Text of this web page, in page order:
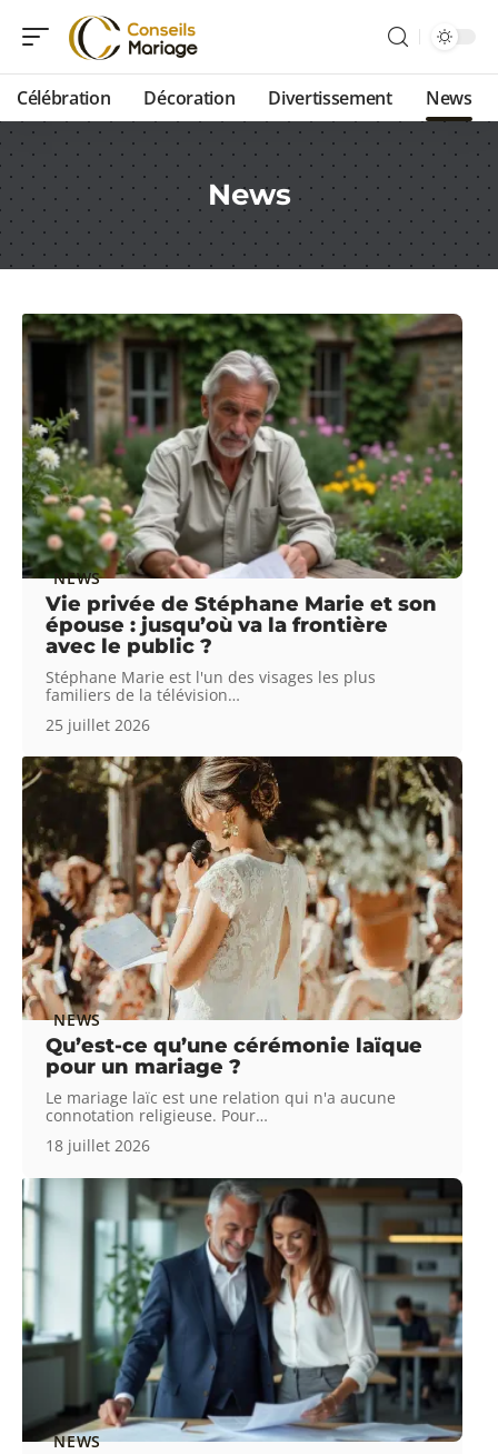
Célébration Décoration Divertissement News
News
NEWS
Vie privée de Stéphane Marie et son
épouse : jusqu’où va la frontière
avec le public ?
Stéphane Marie est l'un des visages les plus
familiers de la télévision…
25 juillet 2026
NEWS
Qu’est-ce qu’une cérémonie laïque
pour un mariage ?
Le mariage laïc est une relation qui n'a aucune
connotation religieuse. Pour…
18 juillet 2026
NEWS